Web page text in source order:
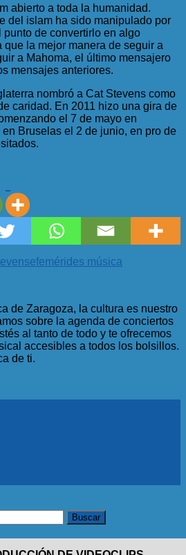
abierto a toda la humanidad.
del islam ha sido manipulado por
punto de convertirlo en algo
la mejor manera de seguir a
a Mahoma, el último mensajero
mensajes anteriores.
nombró a Cat Stevens como
caridad. En 2011 hizo una gira de
el 7 de mayo en
Bruselas el 2 de junio, en pro de
efemérides música
de Zaragoza, la cultura es nuestro
sobre la agenda de conciertos
al tanto de todo y te ofrecemos
accesibles a todos los bolsillos.
de ti.